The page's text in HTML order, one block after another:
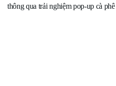
thông qua trải nghiệm pop-up cà phê